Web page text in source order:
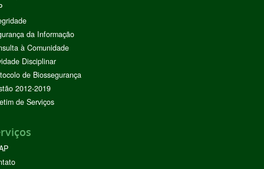
da Informação
à Comunidade
Disciplinar
de Biossegurança
2012-2019
de Serviços